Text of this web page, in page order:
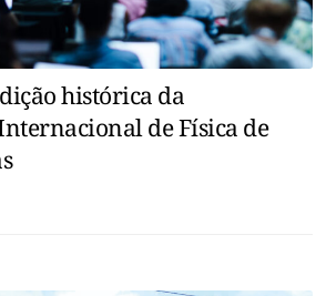
histórica da
de Física de